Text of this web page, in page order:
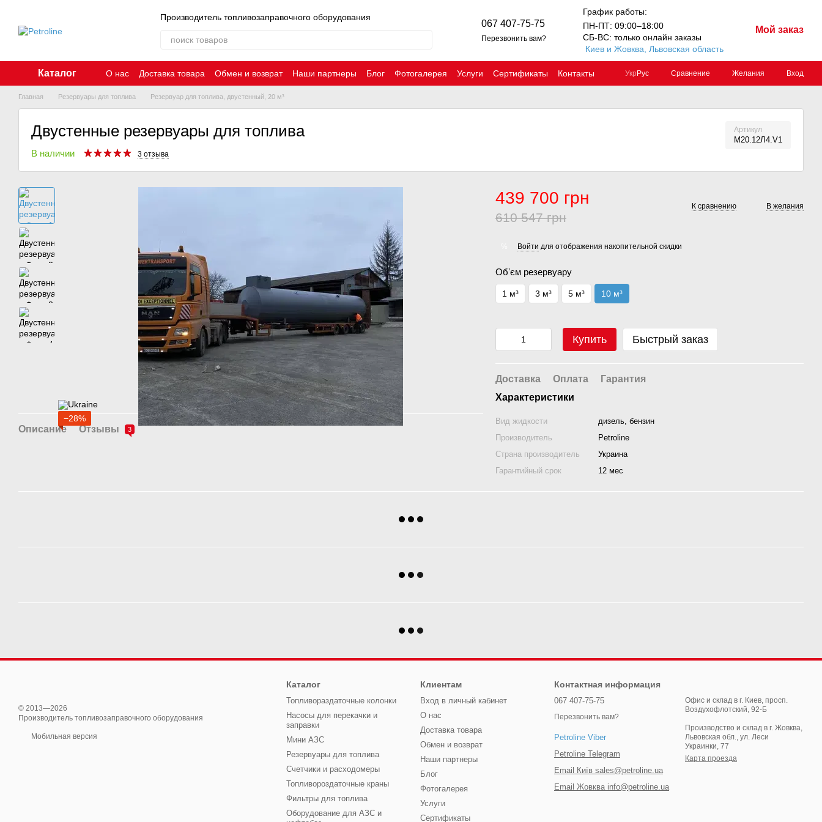
Производитель топливозаправочного оборудования
067 407-75-75
Перезвонить вам?
График работы:
ПН-ПТ: 09:00–18:00
СБ-ВС: только онлайн заказы
Киев и Жовква, Львовская область
Мой заказ
Каталог О нас Доставка товара Обмен и возврат Наши партнеры Блог Фотогалерея Услуги Сертификаты Контакты Укр Рус Сравнение Желания Вход
Главная Резервуары для топлива Резервуар для топлива, двустенный, 20 м³
Двустенные резервуары для топлива Артикул
М20.12Л4.V1
В наличии 3 отзыва
−28%
Описание Отзывы 3
439 700 грн
610 547 грн
К сравнению В желания
Войти для отображения накопительной скидки
Обʼєм резервуару
1 м³ 3 м³ 5 м³ 10 м³
Купить Быстрый заказ
Доставка Оплата
Гарантия
Характеристики
Вид жидкости
дизель, бензин
Производитель
Petroline
Страна производитель
Украина
Гарантийный срок
12 мес
© 2013—2026
Производитель топливозаправочного оборудования
Мобильная версия
Каталог
Топливораздаточные колонки
Насосы для перекачки и
заправки
Мини АЗС
Резервуары для топлива
Счетчики и расходомеры
Топливороздаточные краны
Фильтры для топлива
Оборудование для АЗС и
Клиентам
Вход в личный кабинет
О нас
Доставка товара
Обмен и возврат
Наши партнеры
Блог
Фотогалерея
Услуги
Сертификаты
Контактная информация
067 407-75-75
Перезвонить вам?
Petroline Viber
Petroline Telegram
Email Київ sales@petroline.ua
Email Жовква info@petroline.ua
Офис и склад в г. Киев, просп.
Воздухофлотский, 92-Б
Производство и склад в г. Жовква,
Львовская обл., ул. Леси
Украинки, 77
Карта проезда